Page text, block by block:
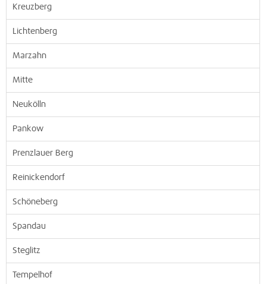
Kreuzberg
Lichtenberg
Marzahn
Mitte
Neukölln
Pankow
Prenzlauer Berg
Reinickendorf
Schöneberg
Spandau
Steglitz
Tempelhof